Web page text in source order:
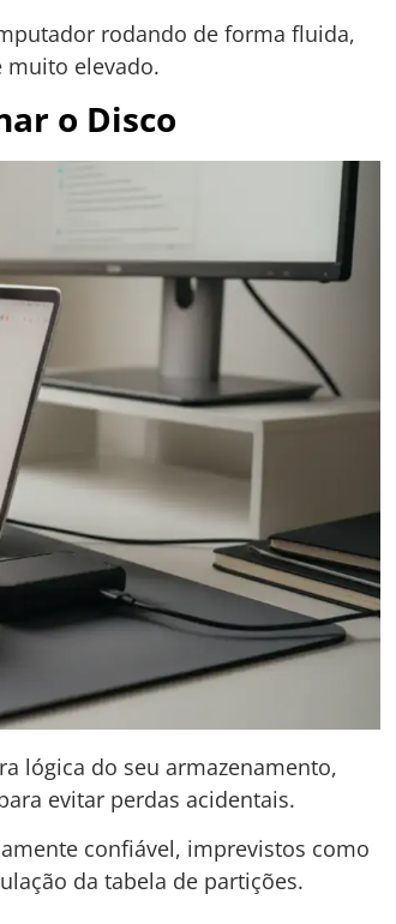
rodando de forma fluida,
muito elevado.
o Disco
lógica do seu armazenamento,
evitar perdas acidentais.
confiável, imprevistos como
da tabela de partições.